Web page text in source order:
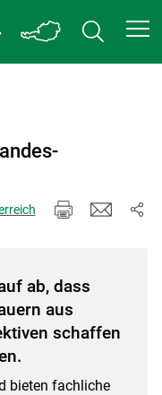
ab, dass
aus
schaffen
bieten fachliche